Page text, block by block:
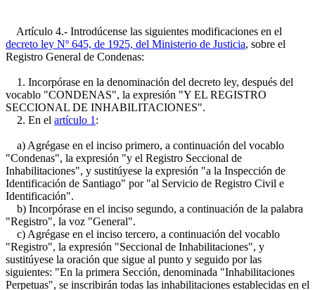
Artículo 4.- Introdúcense las siguientes modificaciones en el
decreto ley Nº 645, de 1925, del Ministerio de Justicia, sobre el
Registro General de Condenas:
1. Incorpórase en la denominación del decreto ley, después del
vocablo "CONDENAS", la expresión "Y EL REGISTRO
SECCIONAL DE INHABILITACIONES".
2. En el artículo 1 :
a) Agrégase en el inciso primero, a continuación del vocablo
"Condenas", la expresión "y el Registro Seccional de
Inhabilitaciones", y sustitúyese la expresión "a la Inspección de
Identificación de Santiago" por "al Servicio de Registro Civil e
Identificación".
b) Incorpórase en el inciso segundo, a continuación de la palabra
"Registro", la voz "General".
c) Agrégase en el inciso tercero, a continuación del vocablo
"Registro", la expresión "Seccional de Inhabilitaciones", y
sustitúyese la oración que sigue al punto y seguido por las
siguientes: "En la primera Sección, denominada "Inhabilitaciones
Perpetuas", se inscribirán todas las inhabilitaciones establecidas en el